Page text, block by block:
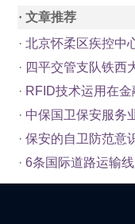
· 文章推荐
· 北京怀柔区疾控中
· 四平交管支队铁西
· RFID技术运用在
· 中保国卫保安服务
· 保安的自卫防范意
· 6条国际道路运输